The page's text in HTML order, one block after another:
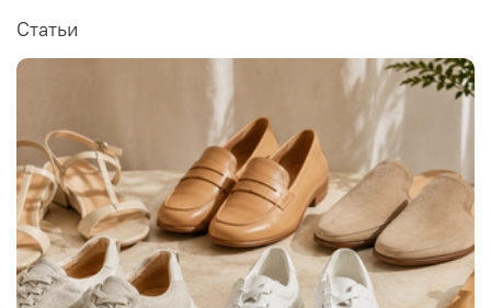
Статьи